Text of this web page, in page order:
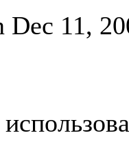
Dec 11,